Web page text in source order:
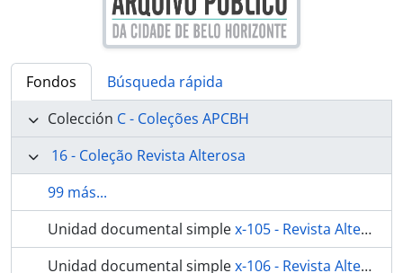
Fondos
Búsqueda rápida
Colección C - Coleções APCBH
16 - Coleção Revista Alterosa
99 más...
Unidad documental simplex-105 - Revista Alterosa n. 44
Unidad documental simplex-106 - Revista Alterosa n. 45